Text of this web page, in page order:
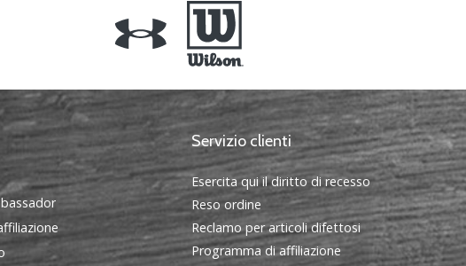
Servizio clienti
Esercita qui il diritto di recesso
Reso ordine
Reclamo per articoli difettosi
Programma di affiliazione